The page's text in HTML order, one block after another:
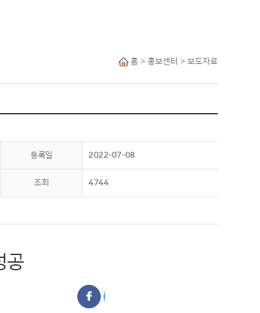
홈 > 홍보센터 > 보도자료
등록일 2022-07-08
조회 4744